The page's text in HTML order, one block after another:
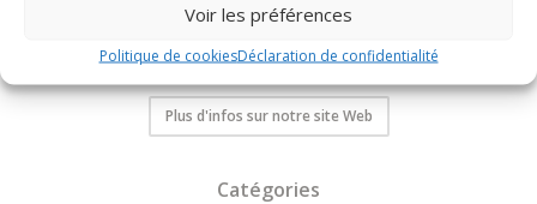
Voir les préférences
Politique de cookiesDéclaration de confidentialité
Pastorale. Vous trouverez ici les informations concernant les
rencontres, les conférences et les colloques organisés par ce
service diocésain.
Plus d'infos sur notre site Web
Catégories